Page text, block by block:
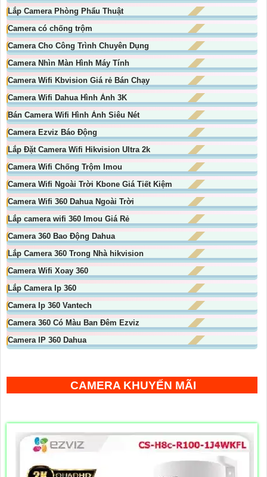
Lắp Camera Phòng Phẩu Thuật
Camera có chống trộm
Camera Cho Công Trình Chuyên Dụng
Camera Nhìn Màn Hình Máy Tính
Camera Wifi Kbvision Giá rẻ Bán Chạy
Camera Wifi Dahua Hình Ảnh 3K
Bán Camera Wifi Hình Ảnh Siêu Nét
Camera Ezviz Báo Động
Lắp Đặt Camera Wifi Hikvision Ultra 2k
Camera Wifi Chống Trộm Imou
Camera Wifi Ngoài Trời Kbone Giá Tiết Kiệm
Camera Wifi 360 Dahua Ngoài Trời
Lắp camera wifi 360 Imou Giá Rẻ
Camera 360 Bao Động Dahua
Lắp Camera 360 Trong Nhà hikvision
Camera Wifi Xoay 360
Lắp Camera Ip 360
Camera Ip 360 Vantech
Camera 360 Có Màu Ban Đêm Ezviz
Camera IP 360 Dahua
CAMERA KHUYẾN MÃI